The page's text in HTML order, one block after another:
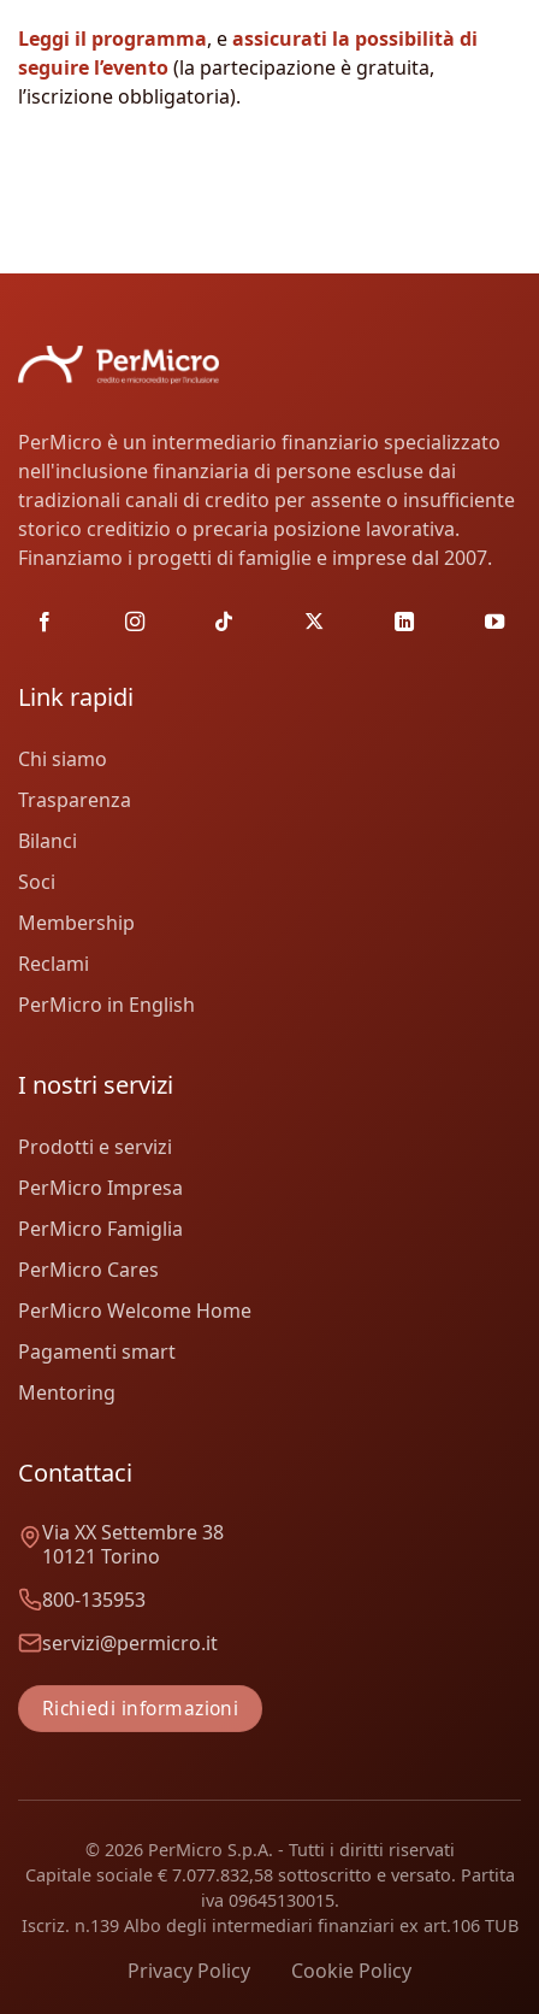
Leggi il programma, eassicurati la possibilità di
seguire l’evento(la partecipazione è gratuita,
l’iscrizione obbligatoria).
PerMicro è un intermediario finanziario specializzato
nell'inclusione finanziaria di persone escluse dai
tradizionali canali di credito per assente o insufficiente
storico creditizio o precaria posizione lavorativa.
Finanziamo i progetti di famiglie e imprese dal 2007.
Link rapidi
Chi siamo
Trasparenza
Bilanci
Soci
Membership
Reclami
PerMicro in English
I nostri servizi
Prodotti e servizi
PerMicro Impresa
PerMicro Famiglia
PerMicro Cares
PerMicro Welcome Home
Pagamenti smart
Mentoring
Contattaci
Via XX Settembre 38
10121 Torino
800-135953
servizi@permicro.it
Richiedi informazioni
© 2026 PerMicro S.p.A. - Tutti i diritti riservati
Capitale sociale € 7.077.832,58 sottoscritto e versato. Partita
iva 09645130015.
Iscriz. n.139 Albo degli intermediari finanziari ex art.106 TUB
Privacy Policy Cookie Policy